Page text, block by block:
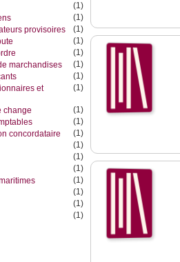
(1)
(1)
provisoires
(1)
(1)
(1)
marchandises
(1)
(1)
et
(1)
change
(1)
(1)
concordataire
(1)
(1)
(1)
(1)
(1)
(1)
(1)
(1)